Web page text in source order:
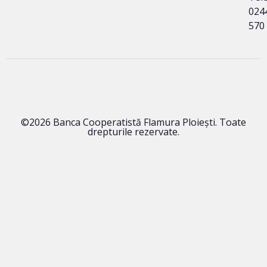
570
©2026 Banca Cooperatistă Flamura Ploieşti. Toate
drepturile rezervate.